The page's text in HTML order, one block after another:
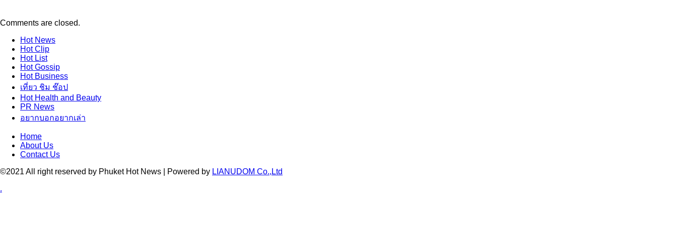
Comments are closed.
HotNews
HotClip
HotList
HotGossip
HotBusiness
เที่ยว ชิม ช๊อป
HotHealth and Beauty
PR News
อยากบอกอยากเล่า
Home
About Us
Contact Us
©2021 All right reserved by Phuket Hot News | Powered by LIANUDOM Co.,Ltd
.